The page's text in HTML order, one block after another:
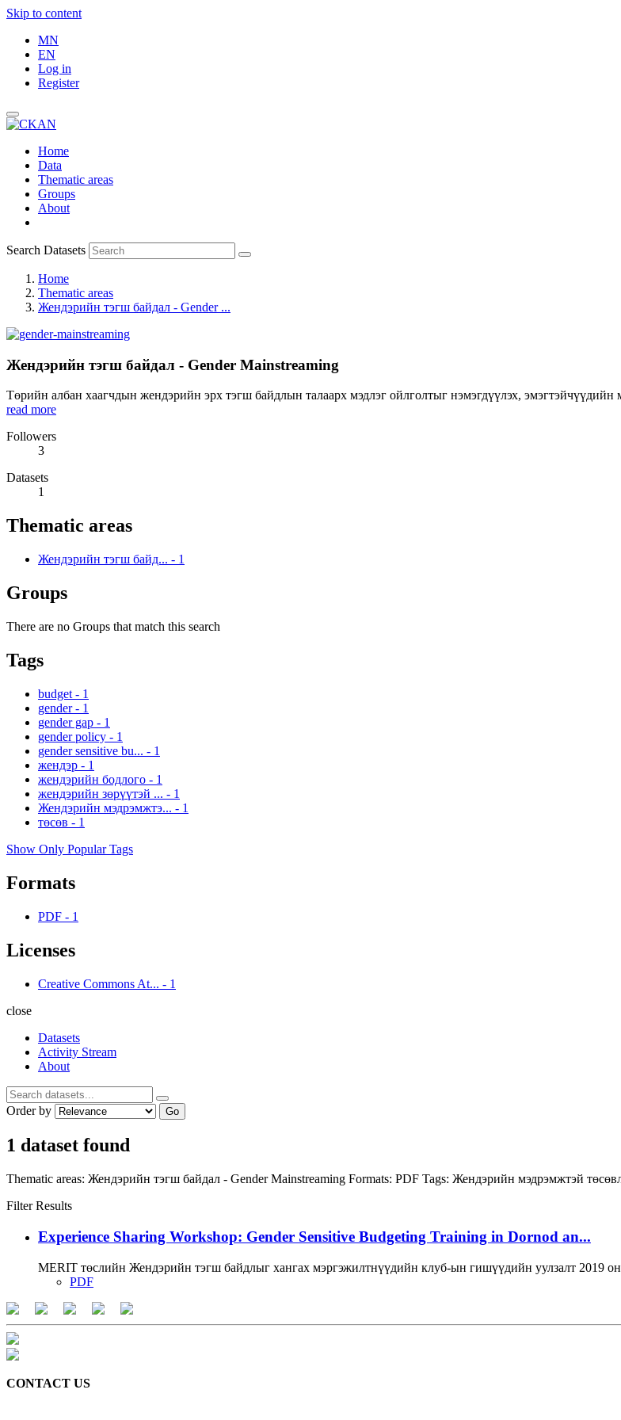
Skip to content
MN
EN
Log in
Register
Home
Data
Thematic areas
Groups
About
Search Datasets
Home
Thematic areas
Жендэрийн тэгш байдал - Gender ...
Жендэрийн тэгш байдал - Gender Mainstreaming
Төрийн албан хаагчдын жендэрийн эрх тэгш байдлын талаарх мэдлэг ойлголтыг нэмэгдүүлэх,
read more
Followers
3
Datasets
1
Thematic areas
Жендэрийн тэгш байд... - 1
Groups
There are no Groups that match this search
Tags
budget - 1
gender - 1
gender gap - 1
gender policy - 1
gender sensitive bu... - 1
жендэр - 1
жендэрийн бодлого - 1
жендэрийн зөрүүтэй ... - 1
Жендэрийн мэдрэмжтэ... - 1
төсөв - 1
Show Only Popular Tags
Formats
PDF - 1
Licenses
Creative Commons At... - 1
close
Datasets
Activity Stream
About
Order by Go
1 dataset found
Thematic areas: Жендэрийн тэгш байдал - Gender Mainstreaming Formats: PDF Tags: Жендэрийн мэдрэмжтэй
Filter Results
Experience Sharing Workshop: Gender Sensitive Budgeting Training in Dornod an...
MERIT төслийн Жендэрийн тэгш байдлыг хангах мэргэжилтнүүдийн клуб-ын гишүүдийн уулзалт 2019
PDF
CONTACT US